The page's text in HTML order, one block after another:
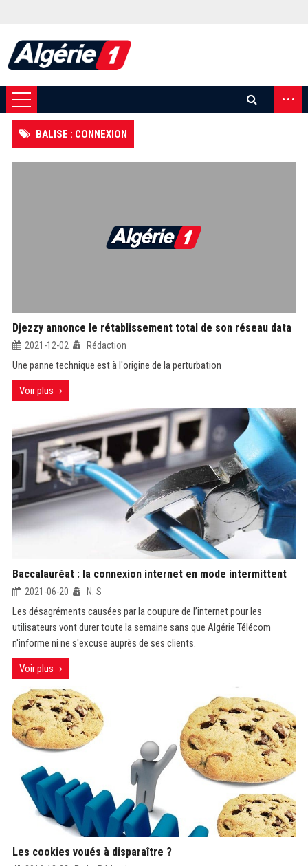
...
BALISE : CONNEXION
Djezzy annonce le rétablissement total de son réseau data
2021-12-02 Rédaction
Une panne technique est à l'origine de la perturbation
Voir plus
Baccalauréat : la connexion internet en mode intermittent
2021-06-20 N. S
Les désagréments causées par la coupure de l’internet pour les
utilisateurs vont durer toute la semaine sans que Algérie Télécom
n'informe ni ne s'excuse auprès de ses clients.
Voir plus
Les cookies voués à disparaître ?